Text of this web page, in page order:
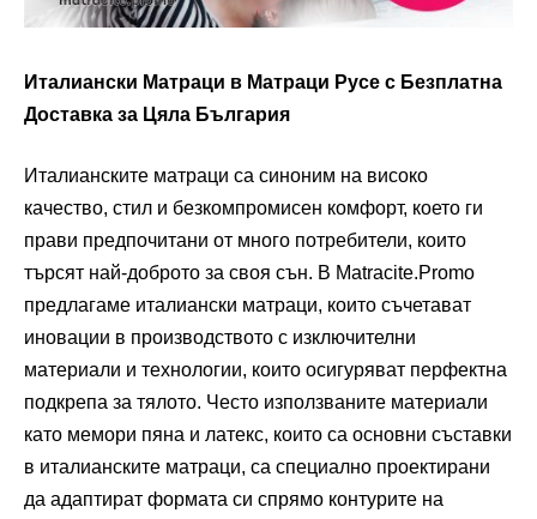
Италиански Матраци в Матраци Русе с Безплатна
Доставка за Цяла България
Италианските матраци са синоним на високо
качество, стил и безкомпромисен комфорт, което ги
прави предпочитани от много потребители, които
търсят най-доброто за своя сън. В Matracite.Promo
предлагаме италиански матраци, които съчетават
иновации в производството с изключителни
материали и технологии, които осигуряват перфектна
подкрепа за тялото. Често използваните материали
като мемори пяна и латекс, които са основни съставки
в италианските матраци, са специално проектирани
да адаптират формата си спрямо контурите на